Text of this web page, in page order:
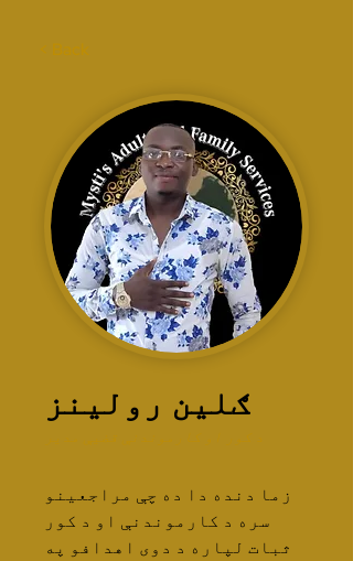
< Back
ګلین رولینز
زما دنده دا ده چې مراجعینو
سره د کارموندنې او د کور
ثبات لپاره د دوی اهدافو په